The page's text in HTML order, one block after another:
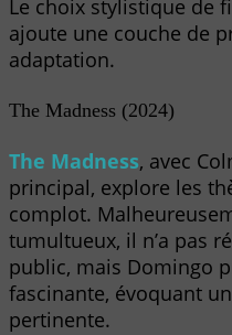
Le choix stylistique de
ajoute une couche de
adaptation.
The Madness (2024)
The Madness, avec
principal, explore les
complot.
tumultueux, il n’a pas
public, mais Domingo
fascinante, évoquant
pertinente.